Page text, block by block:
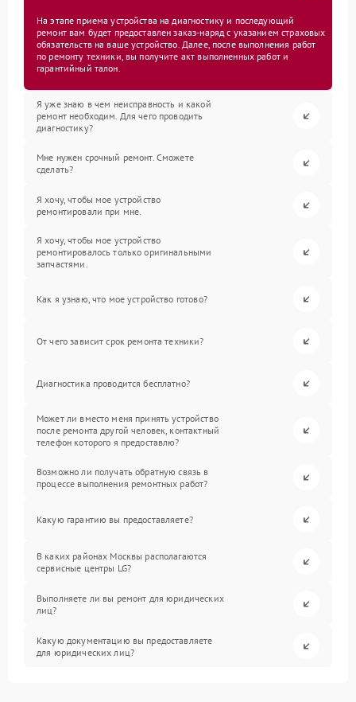
На этапе приема устройства на диагностику и последующий
ремонт вам будет предоставлен заказ-наряд с указанием страховых
обязательств на ваше устройство. Далее, после выполнения работ
по ремонту техники, вы получите акт выполненных работ и
гарантийный талон.
Я уже знаю в чем неисправность и какой
ремонт необходим. Для чего проводить
диагностику?
Мне нужен срочный ремонт. Сможете
сделать?
Я хочу, чтобы мое устройство
ремонтировали при мне.
Я хочу, чтобы мое устройство
ремонтировалось только оригинальными
запчастями.
Как я узнаю, что мое устройство готово?
От чего зависит срок ремонта техники?
Диагностика проводится бесплатно?
Может ли вместо меня принять устройство
после ремонта другой человек, контактный
телефон которого я предоставлю?
Возможно ли получать обратную связь в
процессе выполнения ремонтных работ?
Какую гарантию вы предоставляете?
В каких районах Москвы располагаются
сервисные центры LG?
Выполняете ли вы ремонт для юридических
лиц?
Какую документацию вы предоставляете
для юридических лиц?